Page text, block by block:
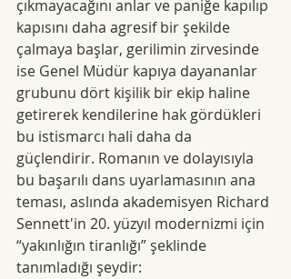
çıkmayacağını anlar ve paniğe kapılıp
kapısını daha agresif bir şekilde
çalmaya başlar, gerilimin zirvesinde
ise Genel Müdür kapıya dayananlar
grubunu dört kişilik bir ekip haline
getirerek kendilerine hak gördükleri
bu istismarcı hali daha da
güçlendirir. Romanın ve dolayısıyla
bu başarılı dans uyarlamasının ana
teması, aslında akademisyen Richard
Sennett'in 20. yüzyıl modernizmi için
“yakınlığın tiranlığı” şeklinde
tanımladığı şeydir: